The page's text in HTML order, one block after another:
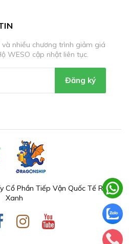
nhiều chương trình giảm giá
WESO cập nhật liên tục.
Đăng ký
Phần Tiếp Vận Quốc Tế Rồng
Xanh